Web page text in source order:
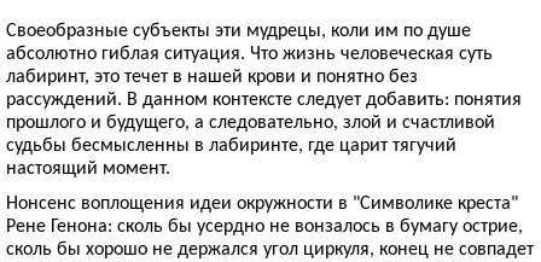
Своеобразные субъекты эти мудрецы, коли им по душе
абсолютно гиблая ситуация. Что жизнь человеческая суть
лабиринт, это течет в нашей крови и понятно без
рассуждений. В данном контексте следует добавить: понятия
прошлого и будущего, а следовательно, злой и счастливой
судьбы бесмысленны в лабиринте, где царит тягучий
настоящий момент.
Нонсенс воплощения идеи окружности в "Символике креста"
Рене Генона: сколь бы усердно не вонзалось в бумагу острие,
сколь бы хорошо не держался угол циркуля, конец не совпадет